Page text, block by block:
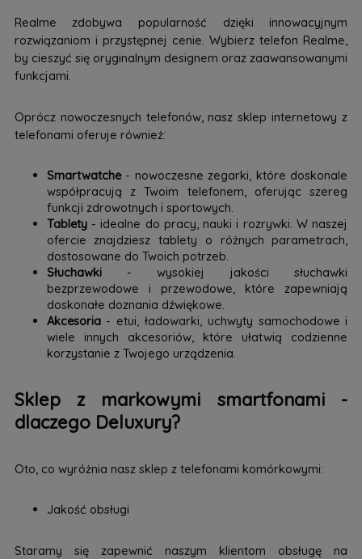
Realme zdobywa popularność dzięki innowacyjnym
rozwiązaniom i przystępnej cenie. Wybierz telefon Realme,
by cieszyć się oryginalnym designem oraz zaawansowanymi
funkcjami.
Oprócz nowoczesnych telefonów, nasz sklep internetowy z
telefonami oferuje również:
Smartwatche- nowoczesne zegarki, które doskonale
współpracują z Twoim telefonem, oferując szereg
funkcji zdrowotnych i sportowych.
Tablety- idealne do pracy, nauki i rozrywki. W naszej
ofercie znajdziesz tablety o różnych parametrach,
dostosowane do Twoich potrzeb.
Słuchawki- wysokiej jakości słuchawki
bezprzewodowe i przewodowe, które zapewniają
doskonałe doznania dźwiękowe.
Akcesoria- etui, ładowarki, uchwyty samochodowe i
wiele innych akcesoriów, które ułatwią codzienne
korzystanie z Twojego urządzenia.
Sklep z markowymi smartfonami -
dlaczego Deluxury?
Oto, co wyróżnia nasz sklep z telefonami komórkowymi:
Jakość obsługi
Staramy się zapewnić naszym klientom obsługę na